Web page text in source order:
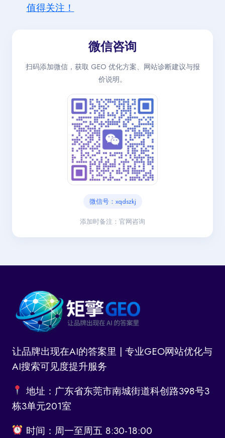
值得关注！
微信咨询
扫码添加微信，获取 GEO 优化方案、网站诊断建议与报
价说明。
微信号：xqdszkj
添加时备注：官网咨询
让品牌出现在AI的答案里 | 专业GEO网站优化与
AI搜索可见度提升服务
地址：广东省东莞市南城街道科创路398号3
栋3单元201室
时间：周一至周五 8:30-18:00